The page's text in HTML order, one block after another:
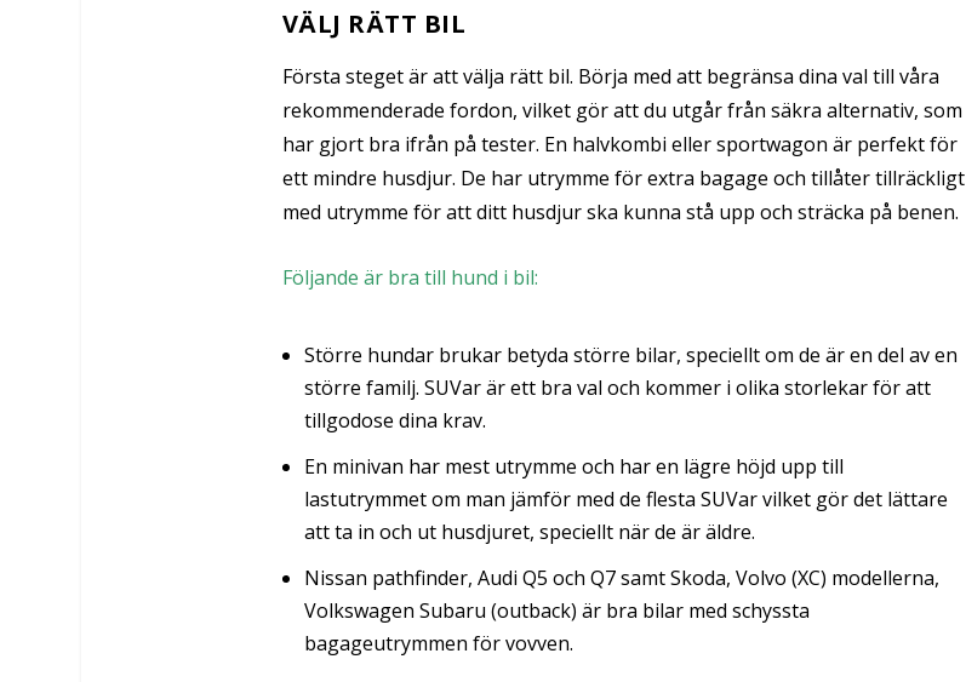
VÄLJ RÄTT BIL
Första steget är att välja rätt bil. Börja med att begränsa dina val till våra
rekommenderade fordon, vilket gör att du utgår från säkra alternativ, som
har gjort bra ifrån på tester. En halvkombi eller sportwagon är perfekt för
ett mindre husdjur. De har utrymme för extra bagage och tillåter tillräckligt
med utrymme för att ditt husdjur ska kunna stå upp och sträcka på benen.
Följande är bra till hund i bil:
Större hundar brukar betyda större bilar, speciellt om de är en del av en
större familj. SUVar är ett bra val och kommer i olika storlekar för att
tillgodose dina krav.
En minivan har mest utrymme och har en lägre höjd upp till
lastutrymmet om man jämför med de flesta SUVar vilket gör det lättare
att ta in och ut husdjuret, speciellt när de är äldre.
Nissan pathfinder, Audi Q5 och Q7 samt Skoda, Volvo (XC) modellerna,
Volkswagen Subaru (outback) är bra bilar med schyssta
bagageutrymmen för vovven.